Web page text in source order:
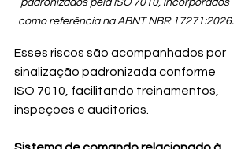
padronizados pela ISO 7010, incorporados
como referência na ABNT NBR 17271:2026.
Esses riscos são acompanhados por
sinalização padronizada conforme
ISO 7010, facilitando treinamentos,
inspeções e auditorias.